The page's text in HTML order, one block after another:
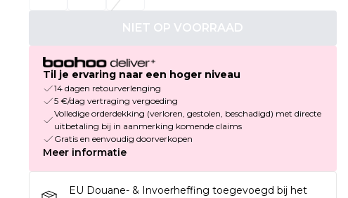
NIET OP VOORRAAD
Til je ervaring naar een hoger niveau
14 dagen retourverlenging
5 €/dag vertraging vergoeding
Volledige orderdekking (verloren, gestolen, beschadigd) met directe
uitbetaling bij in aanmerking komende claims
Gratis en eenvoudig doorverkopen
Meer informatie
EU Douane- & Invoerheffing toegevoegd bij het